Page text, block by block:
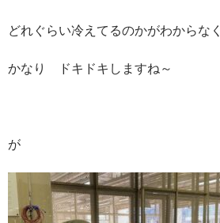
どれぐらい冷えてるのかがわからなく
かなり ドキドキしますね～
が